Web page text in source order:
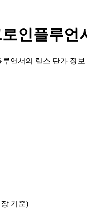
인플루언
루언서의 릴스 단가 정보
기준)